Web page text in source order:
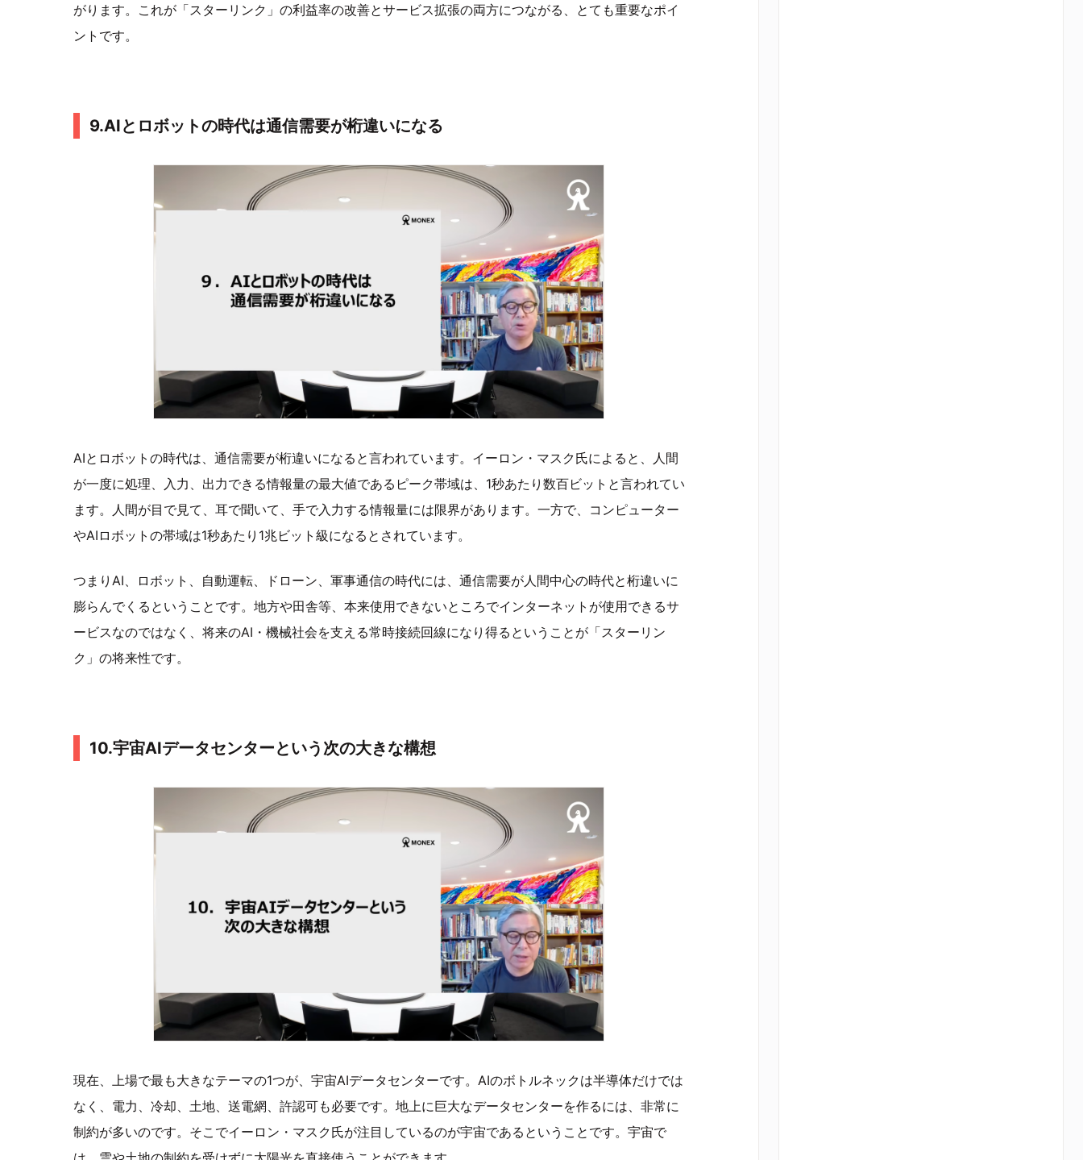
がります。これが「スターリンク」の利益率の改善とサービス拡張の両方につながる、とても重要なポイ
ントです。
9.AIとロボットの時代は通信需要が桁違いになる
AIとロボットの時代は、通信需要が桁違いになると言われています。イーロン・マスク氏によると、人間
が一度に処理、入力、出力できる情報量の最大値であるピーク帯域は、1秒あたり数百ビットと言われてい
ます。人間が目で見て、耳で聞いて、手で入力する情報量には限界があります。一方で、コンピューター
やAIロボットの帯域は1秒あたり1兆ビット級になるとされています。
つまりAI、ロボット、自動運転、ドローン、軍事通信の時代には、通信需要が人間中心の時代と桁違いに
膨らんでくるということです。地方や田舎等、本来使用できないところでインターネットが使用できるサ
ービスなのではなく、将来のAI・機械社会を支える常時接続回線になり得るということが「スターリン
ク」の将来性です。
10.宇宙AIデータセンターという次の大きな構想
現在、上場で最も大きなテーマの1つが、宇宙AIデータセンターです。AIのボトルネックは半導体だけでは
なく、電力、冷却、土地、送電網、許認可も必要です。地上に巨大なデータセンターを作るには、非常に
制約が多いのです。そこでイーロン・マスク氏が注目しているのが宇宙であるということです。宇宙で